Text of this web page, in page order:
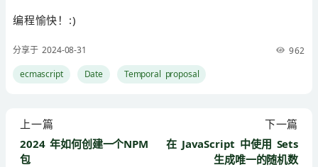
编程愉快！:)
分享于 2024-08-31
962
ecmascript
Date Temporal proposal
上一篇
2024 年如何创建一个NPM
包
下一篇
在 JavaScript 中使用 Sets
生成唯一的随机数